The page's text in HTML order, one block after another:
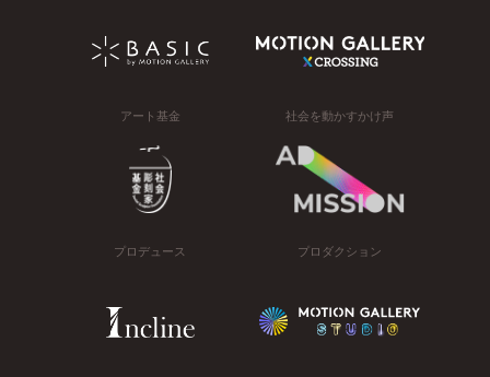
アート基金 社会を動かすかけ声
プロデュース プロダクション